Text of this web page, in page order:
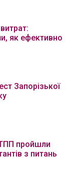
як ефективно
Запорізької
ТПП пройшли
з питань